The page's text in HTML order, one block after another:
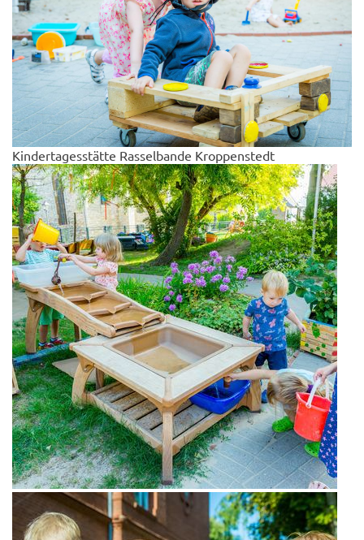
Kindertagesstätte Rasselbande Kroppenstedt